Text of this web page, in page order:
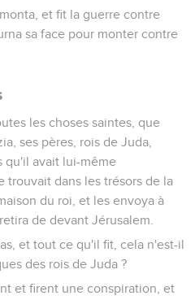
et fit la guerre contre
sa face pour monter contre
les choses saintes, que
ses pères, rois de Juda,
qu'il avait lui-même
trouvait dans les trésors de la
du roi, et les envoya à
de devant Jérusalem.
et tout ce qu'il fit, cela n'est-il
des rois de Juda ?
et firent une conspiration, et